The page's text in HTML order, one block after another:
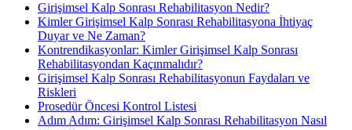
Girişimsel Kalp Sonrası Rehabilitasyon Nedir?
Kimler Girişimsel Kalp Sonrası Rehabilitasyona İhtiyaç
Duyar ve Ne Zaman?
Kontrendikasyonlar: Kimler Girişimsel Kalp Sonrası
Rehabilitasyondan Kaçınmalıdır?
Girişimsel Kalp Sonrası Rehabilitasyonun Faydaları ve
Riskleri
Prosedür Öncesi Kontrol Listesi
Adım Adım: Girişimsel Kalp Sonrası Rehabilitasyon Nasıl